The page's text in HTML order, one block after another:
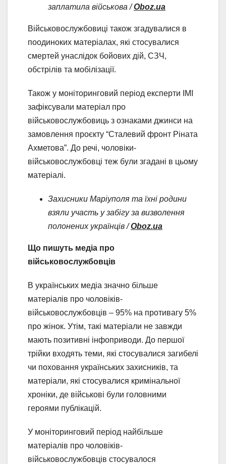
заплатила військова /Oboz.ua
Військовослужбовиці також згадувалися в
поодиноких матеріалах, які стосувалися
смертей унаслідок бойових дій, СЗЧ,
обстрілів та мобілізації.
Також у моніторинговий період експерти ІМІ
зафіксували матеріал про
військовослужбовиць з ознаками джинси на
замовлення проєкту “Сталевий фронт Ріната
Ахметова”. До речі, чоловiки-
військовослужбовці теж були згадані в цьому
матеріалі.
Захисники Маріуполя та їхні родини
взяли участь у забігу за визволення
полонених українців /Oboz.ua
Що пишуть медіа про
військовослужбовців
В українських медіа значно більше
матеріалів про чоловіків-
військовослужбовців – 95% на противагу 5%
про жінок. Утім, такі матеріали не завжди
мають позитивні інфоприводи. До першої
трійки входять теми, які стосувалися загибелі
чи поховання українських захисників, та
матеріали, які стосувалися кримінальної
хроніки, де військові були головними
героями публікацій.
У моніторинговий період найбільше
матеріалів про чоловіків-
військовослужбовців стосувалося